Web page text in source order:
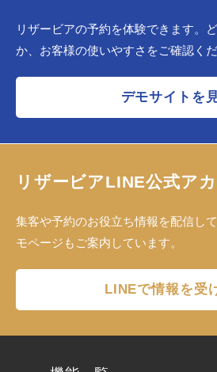
リザービアの予約を体験できます。
か、お客様の使いやすさをご確認くだ
デモサイトを
リザービアLINE公式ア
集客や予約のお役立ち情報を配信し
モページもご案内しています。
LINEで情報を受